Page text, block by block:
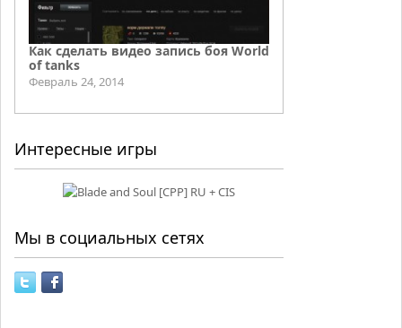
Как сделать видео запись боя World
of tanks
Февраль 24, 2014
Интересные игры
Мы в социальных сетях